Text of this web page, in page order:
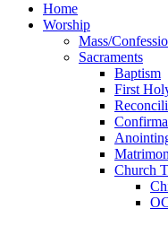
Home
Worship
Mass/
Sacraments
Baptism
First
Church